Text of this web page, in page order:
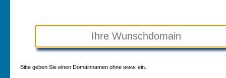
Bitte geben Sie einen Domainnamen ohne www. ein.